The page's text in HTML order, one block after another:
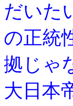
だいた
の正統
拠じゃ
大日本